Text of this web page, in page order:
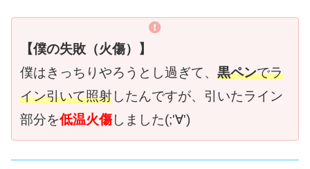
【僕の失敗（火傷）】
僕はきっちりやろうとし過ぎて、 黒ペンでラ
イン引いて照射したんですが、引いたライン
部分を低温火傷しました(;'∀')